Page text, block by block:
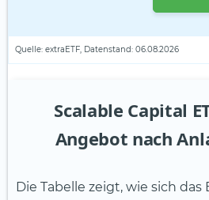
Quelle: extraETF, Datenstand: 06.08.2026
Scalable Capital
Angebot nach
Die Tabelle zeigt, wie sich das